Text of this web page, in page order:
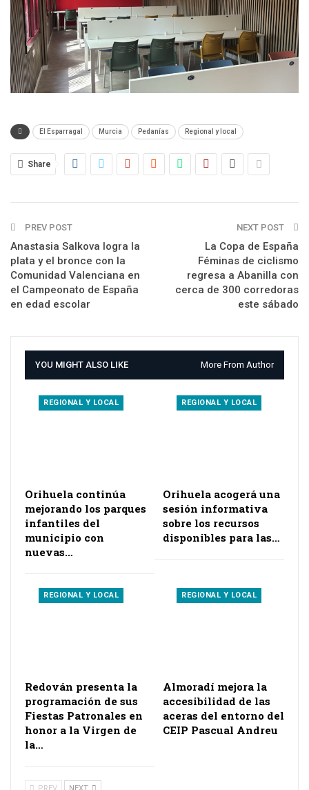
El Esparragal Murcia Pedanías Regional y local
Share
PREV POST
Anastasia Salkova logra la
plata y el bronce con la
Comunidad Valenciana en
el Campeonato de España
en edad escolar
NEXT POST
La Copa de España
Féminas de ciclismo
regresa a Abanilla con
cerca de 300 corredoras
este sábado
YOU MIGHT ALSO LIKE More From Author
REGIONAL Y LOCAL
Orihuela continúa
mejorando los parques
infantiles del
municipio con
nuevas…
REGIONAL Y LOCAL
Orihuela acogerá una
sesión informativa
sobre los recursos
disponibles para las…
REGIONAL Y LOCAL
Redován presenta la
programación de sus
Fiestas Patronales en
honor a la Virgen de
la…
REGIONAL Y LOCAL
Almoradí mejora la
accesibilidad de las
aceras del entorno del
CEIP Pascual Andreu